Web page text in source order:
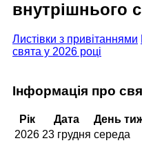
внутрішнього
Листівки з привітаннями
свята у 2026 році
Інформація про
Рік Дата
День
2026 23 грудня середа